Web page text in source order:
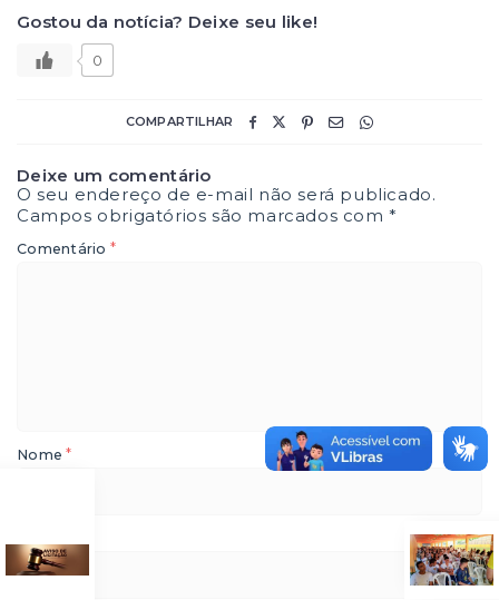
Gostou da notícia? Deixe seu like!
0
COMPARTILHAR
Deixe um comentário
O seu endereço de e-mail não será publicado.
Campos obrigatórios são marcados com*
Comentário *
Nome*